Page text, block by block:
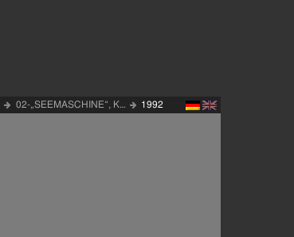
02-„SEEMASCHINE“, K… 1992